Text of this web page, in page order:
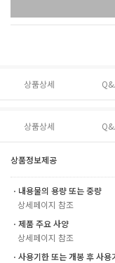
상품상세
상품상세
상품정보제공
ㆍ내용물의 용량 또는 중량
상세페이지 참조
ㆍ제품 주요 사양
상세페이지 참조
ㆍ사용기한 또는 개봉 후 사용